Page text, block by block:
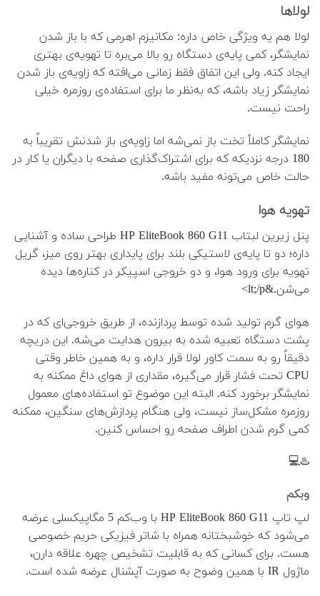
لولاها
لولا هم یه ویژگی خاص داره: مکانیزم اهرمی که با باز شدن
نمایشگر، کمی پایه‌ی دستگاه رو بالا می‌بره تا تهویه‌ی بهتری
ایجاد کنه. ولی این اتفاق فقط زمانی می‌افته که زاویه‌ی باز شدن
نمایشگر زیاد باشه، که به‌نظر ما برای استفاده‌ی روزمره خیلی
راحت نیست.
نمایشگر کاملاً تخت باز نمی‌شه اما زاویه‌ی باز شدنش تقریباً به
180 درجه نزدیکه که برای اشتراک‌گذاری صفحه با دیگران یا کار در
حالت خاص می‌تونه مفید باشه.
تهویه هوا
پنل زیرین لبتاب HP EliteBook 860 G11 طراحی ساده و آشنایی
داره؛ دو تا پایه‌ی لاستیکی بلند برای پایداری بهتر روی میز، گریل
تهویه برای ورود هوا، و دو خروجی اسپیکر در کناره‌ها دیده
می‌شن.&lt;/p>
هوای گرم تولید شده توسط پردازنده، از طریق خروجی‌ای که در
پشت دستگاه تعبیه شده به بیرون هدایت می‌شه. این دریچه
دقیقاً رو به سمت کاور لولا قرار داره، و به همین خاطر وقتی
CPU تحت فشار قرار می‌گیره، مقداری از هوای داغ ممکنه به
نمایشگر برخورد کنه. البته این موضوع تو استفاده‌های معمول
روزمره مشکل‌ساز نیست، ولی هنگام پردازش‌های سنگین، ممکنه
کمی گرم شدن اطراف صفحه رو احساس کنین.
♨️💻
وبکم
لپ تاپ‌ HP EliteBook 860 G11 با وب‌کم 5 مگاپیکسلی عرضه
می‌شود که خوشبختانه همراه با شاتر فیزیکی حریم خصوصی
هست. برای کسانی که به قابلیت تشخیص چهره علاقه دارن،
ماژول IR با همین وضوح به صورت آپشنال عرضه شده است.